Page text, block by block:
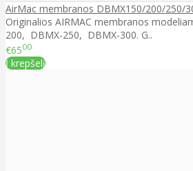
AirMac membranos DBMX150/200/250/
Originalios AIRMAC membranos
200, DBMX-250, DBMX-300. G..
€6500
Į krepšelį